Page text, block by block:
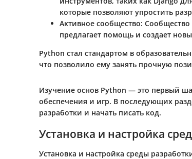
которые позволяют упростить
Активное сообщество: Сообщество
предлагает помощь и создает
Python стал стандартом в
что позволило ему занять прочную
Изучение основ Python — это первый
обеспечения и игр. В последующих
разработки и начать писать код.
Установка и настройка
Установка и настройка среды